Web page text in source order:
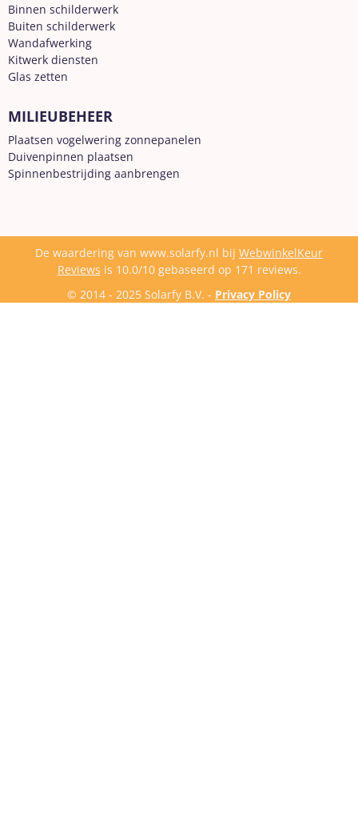
Binnen schilderwerk
Buiten schilderwerk
Wandafwerking
Kitwerk diensten
Glas zetten
MILIEUBEHEER
Plaatsen vogelwering zonnepanelen
Duivenpinnen plaatsen
Spinnenbestrijding aanbrengen
De waardering van www.solarfy.nl bij WebwinkelKeur
Reviews is 10.0/10 gebaseerd op 171 reviews.
© 2014 - 2025 Solarfy B.V. - Privacy Policy